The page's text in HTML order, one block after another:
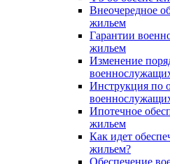
Внеочередное
жильем
Гарантии
жильем
Изменение
Инструкция по
Ипотечное
жильем
Как идет
жильем?
Обеспечение